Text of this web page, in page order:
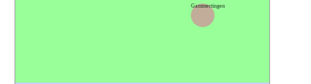
Gammertingen